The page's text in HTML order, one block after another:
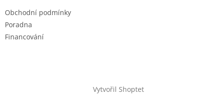
Obchodní podmínky
Poradna
Financování
Vytvořil Shoptet